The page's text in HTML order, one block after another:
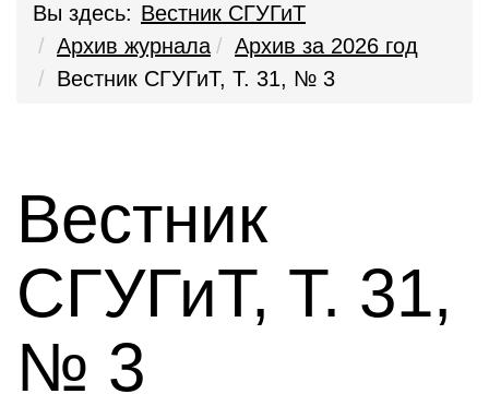
Вы здесь: Вестник СГУГиТ
Архив журнала
Архив за 2026 год
Вестник СГУГиТ, Т. 31, № 3
Вестник
СГУГиТ, Т. 31,
№ 3